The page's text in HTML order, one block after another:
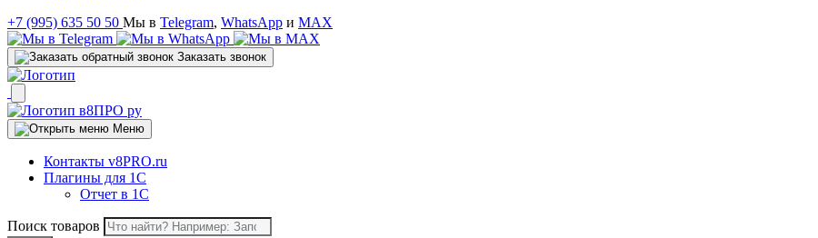
+7 (995) 635 50 50 Мы в Telegram, WhatsApp и MAX
Заказать звонок
Меню
Контакты v8PRO.ru
Плагины для 1С
Отчет в 1С
Поиск товаров